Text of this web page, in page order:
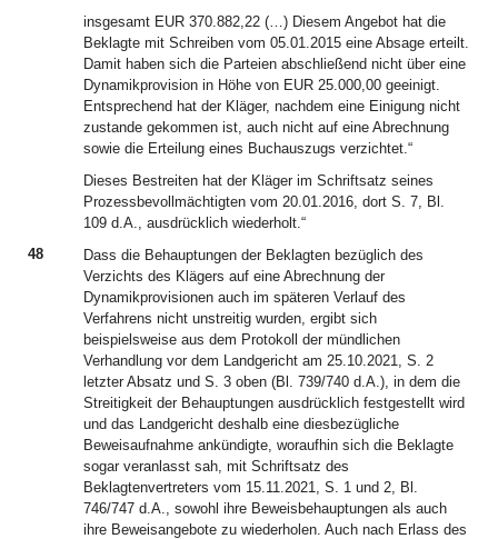
insgesamt EUR 370.882,22 (…) Diesem Angebot hat die
Beklagte mit Schreiben vom 05.01.2015 eine Absage erteilt.
Damit haben sich die Parteien abschließend nicht über eine
Dynamikprovision in Höhe von EUR 25.000,00 geeinigt.
Entsprechend hat der Kläger, nachdem eine Einigung nicht
zustande gekommen ist, auch nicht auf eine Abrechnung
sowie die Erteilung eines Buchauszugs verzichtet.“
Dieses Bestreiten hat der Kläger im Schriftsatz seines
Prozessbevollmächtigten vom 20.01.2016, dort S. 7, Bl.
109 d.A., ausdrücklich wiederholt.“
48
Dass die Behauptungen der Beklagten bezüglich des
Verzichts des Klägers auf eine Abrechnung der
Dynamikprovisionen auch im späteren Verlauf des
Verfahrens nicht unstreitig wurden, ergibt sich
beispielsweise aus dem Protokoll der mündlichen
Verhandlung vor dem Landgericht am 25.10.2021, S. 2
letzter Absatz und S. 3 oben (Bl. 739/740 d.A.), in dem die
Streitigkeit der Behauptungen ausdrücklich festgestellt wird
und das Landgericht deshalb eine diesbezügliche
Beweisaufnahme ankündigte, woraufhin sich die Beklagte
sogar veranlasst sah, mit Schriftsatz des
Beklagtenvertreters vom 15.11.2021, S. 1 und 2, Bl.
746/747 d.A., sowohl ihre Beweisbehauptungen als auch
ihre Beweisangebote zu wiederholen. Auch nach Erlass des